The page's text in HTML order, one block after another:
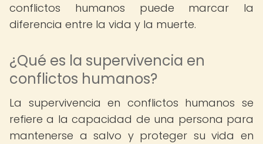
conflictos humanos puede marcar la
diferencia entre la vida y la muerte.
¿Qué es la supervivencia en
conflictos humanos?
La supervivencia en conflictos humanos se
refiere a la capacidad de una persona para
mantenerse a salvo y proteger su vida en